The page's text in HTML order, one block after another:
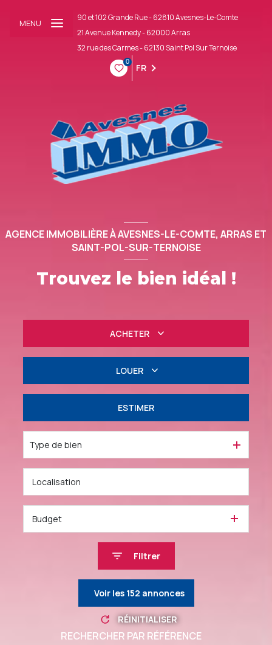
90 et 102 Grande Rue - 62810 Avesnes-Le-Comte
21 Avenue Kennedy - 62000 Arras
32 rue des Carmes - 62130 Saint Pol Sur Ternoise
0
FR
MENU
AGENCE IMMOBILIÈRE À AVESNES-LE-COMTE, ARRAS ET
SAINT-POL-SUR-TERNOISE
Trouvez le bien idéal !
ACHETER
Professionnel
LOUER
Professionnel
ESTIMER
Type de bien
Budget
Filtrer
Voir les 152 annonces
RÉINITIALISER
RECHERCHER PAR RÉFÉRENCE